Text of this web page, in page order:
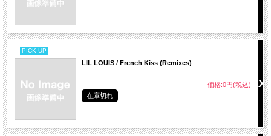
PICK UP
LIL LOUIS / French Kiss (Remixes)
価格:0円(税込)
在庫切れ